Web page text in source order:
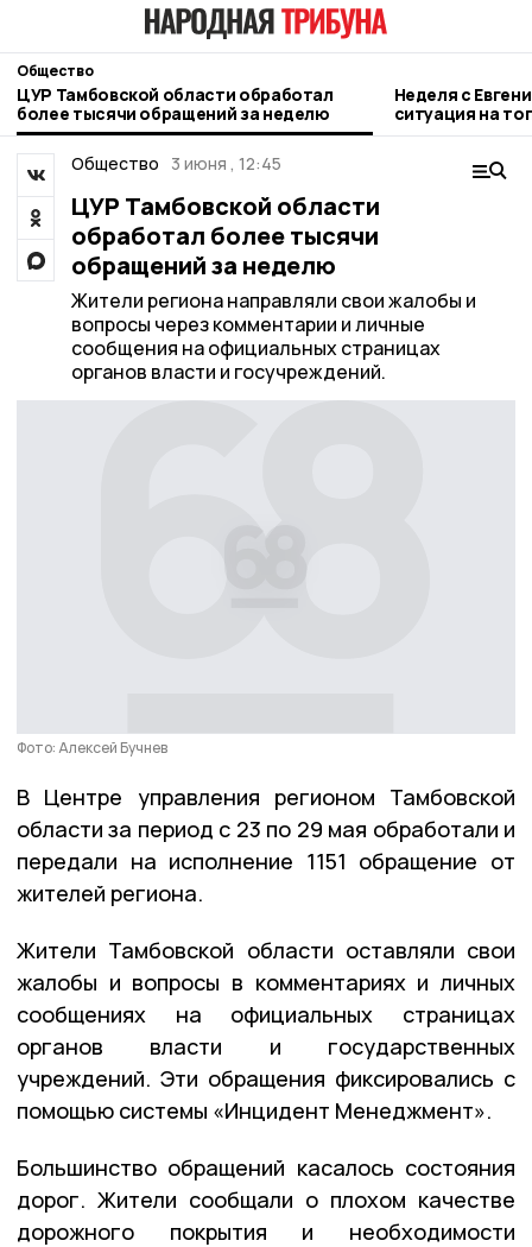
Общество
ЦУР Тамбовской области обработал
более тысячи обращений за неделю
Неделя с
ситуация на
городе и
Общество
3 июня , 12:45
ЦУР Тамбовской области
обработал более тысячи
обращений за неделю
Жители региона направляли свои жалобы и
вопросы через комментарии и личные
сообщения на официальных страницах
органов власти и госучреждений.
Фото: Алексей Бучнев
В Центре управления регионом Тамбовской
области за период с 23 по 29 мая обработали и
передали на исполнение 1151 обращение от
жителей региона.
Жители Тамбовской области оставляли свои
жалобы и вопросы в комментариях и личных
сообщениях на официальных страницах
органов власти и государственных
учреждений. Эти обращения фиксировались с
помощью системы «Инцидент Менеджмент».
Большинство обращений касалось состояния
дорог. Жители сообщали о плохом качестве
дорожного покрытия и необходимости